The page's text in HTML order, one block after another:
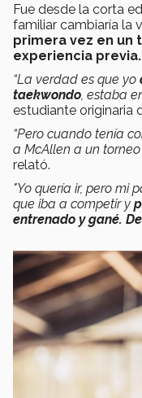
Fue desde la corta
familiar cambiaría la
primera vez en un
experiencia previa.
“La verdad es que yo
taekwondo , estaba
estudiante originaria
“Pero cuando tenía
a McAllen a un
relató.
"Yo quería ir, pero mi
que iba a competir y
entrenado y gané.